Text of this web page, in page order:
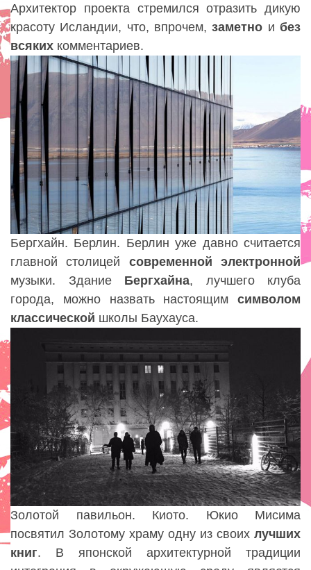
Архитектор проекта стремился отразить дикую
красоту Исландии, что, впрочем,заметно ибез
всяких комментариев.
Бергхайн. Берлин. Берлин уже давно считается
главной столицей современной
электронной
музыки. Здание Бергхайна, лучшего клуба
города, можно назвать настоящим символом
классической школы Баухауса.
Золотой павильон. Киото. Юкио Мисима
посвятил Золотому храму одну из своих лучших
книг. В японской архитектурной традиции